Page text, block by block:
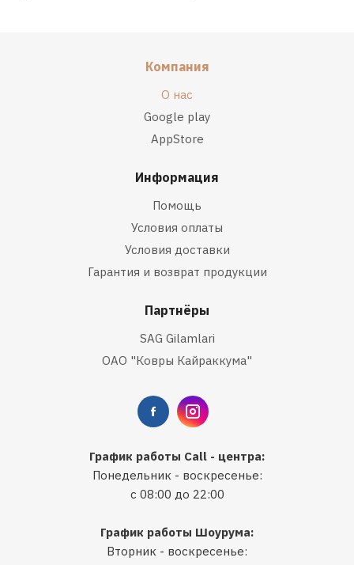
Компания
О нас
Google play
AppStore
Информация
Помощь
Условия оплаты
Условия доставки
Гарантия и возврат продукции
Партнёры
SAG Gilamlari
ОАО "Ковры Кайраккума"
График работы Call - центра:
Понедельник - воскресенье:
с 08:00 до 22:00
График работы Шоурума:
Вторник - воскресенье: